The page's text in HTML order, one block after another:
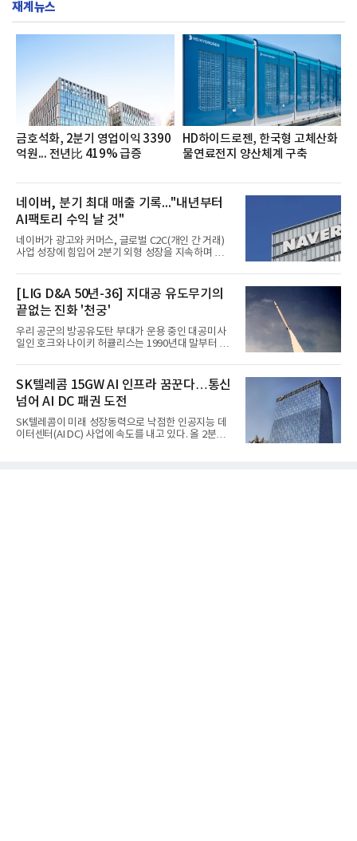
영지원부 홍보팀과 2026년 새로이(e)＊가 공동 주관
쳐 진행됐다.참고로 새로이(e)는 NH농협캐피탈 MZ
세대들로(과장~계장) 구성된 자율 참여조직으로, 조
직문화 혁신과 업무 효율성 향상을 위한 다양한 활동
을 추진하며,새로운 변화와 이로운 영향력을 조직전
반에 전파하는 역할
재계뉴스
금호석화, 2분기 영업이익 3390
억원... 전년比 419% 급증
HD하이드로젠, 한국형 고체산화
물연료전지 양산체계 구축
네이버, 분기 최대 매출 기록..."내년부터
AI팩토리 수익 날 것"
네이버가 광고와 커머스, 글로벌 C2C(개인 간 거래)
사업 성장에 힘입어 2분기 외형 성장을 지속하며 역대
자 증가와 엔비디아와 추진하는 AI 팩토리를 앞세워
AI 수익화에도 속도를 내고 있다.네이버는 올해 2분기
연결 기준 매출 3조3888억원, 영업이익 5203억원을
기록했다고 7일 밝혔다. 매출은 광고·커머스 등 핵심
사업과 글로벌 C2C 성장에 힘입어 전년 동기 대비
16.2% 증가한 분기 최대 매출을 기록했다. 반면 영업
이익은 AI 인프라 투자 영향으로 0.2% 감소했다.사업
플랫폼은
[LIG D&A 50년-36] 지대공 유도무기의
끝없는 진화 '천궁'
우리 공군의 방공유도탄 부대가 운용 중인 대공미사
일인 호크와 나이키 허큘리스는 1990년대 말부터 성
기존 미사일체계를 대체할 중고도 및 중거리 대공미
사일을 개발하기로 결정했다.처음 KM-SAM 사업으로
불린 이 사업의 명칭은 호크(Iron Hawk, 철매)를 대체
한다는 의미에서 ‘철매Ⅱ’ 로 정해졌다. 철매Ⅱ 개발
사업은 미사일체계 완성 후인 2011년 ‘천궁(天弓)’으
로 다시 장비명이 바뀌었다. 17개 업체와 관련 기관이
참여한 가운데 LIG 넥스원은 탐색 개발에서 체계개발
SK텔레콤 15GW AI 인프라 꿈꾼다…통신
넘어 AI DC 패권 도전
SK텔레콤이 미래 성장동력으로 낙점한 인공지능 데
이터센터(AI DC) 사업에 속도를 내고 있다. 올 2분기